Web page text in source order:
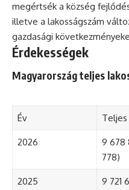
megértsék a község
illetve a lakosságszám
gazdasági
Érdekességek
Magyarország teljes
Év Teljes
2026
9 678
778)
2025
9 721